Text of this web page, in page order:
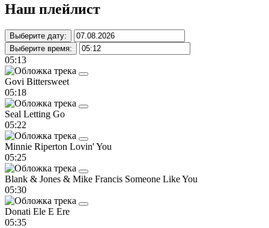
Наш плейлист
Выберите дату:
Выберите время:
05:13
Govi Bittersweet
05:18
Seal Letting Go
05:22
Minnie Riperton Lovin' You
05:25
Blank & Jones & Mike Francis Someone Like You
05:30
Donati Ele E Ere
05:35